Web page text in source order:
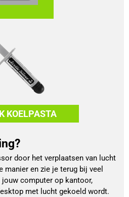
KOELPASTA
door het verplaatsen van lucht
manier en zie je terug bij veel
computer op kantoor,
met lucht gekoeld wordt.